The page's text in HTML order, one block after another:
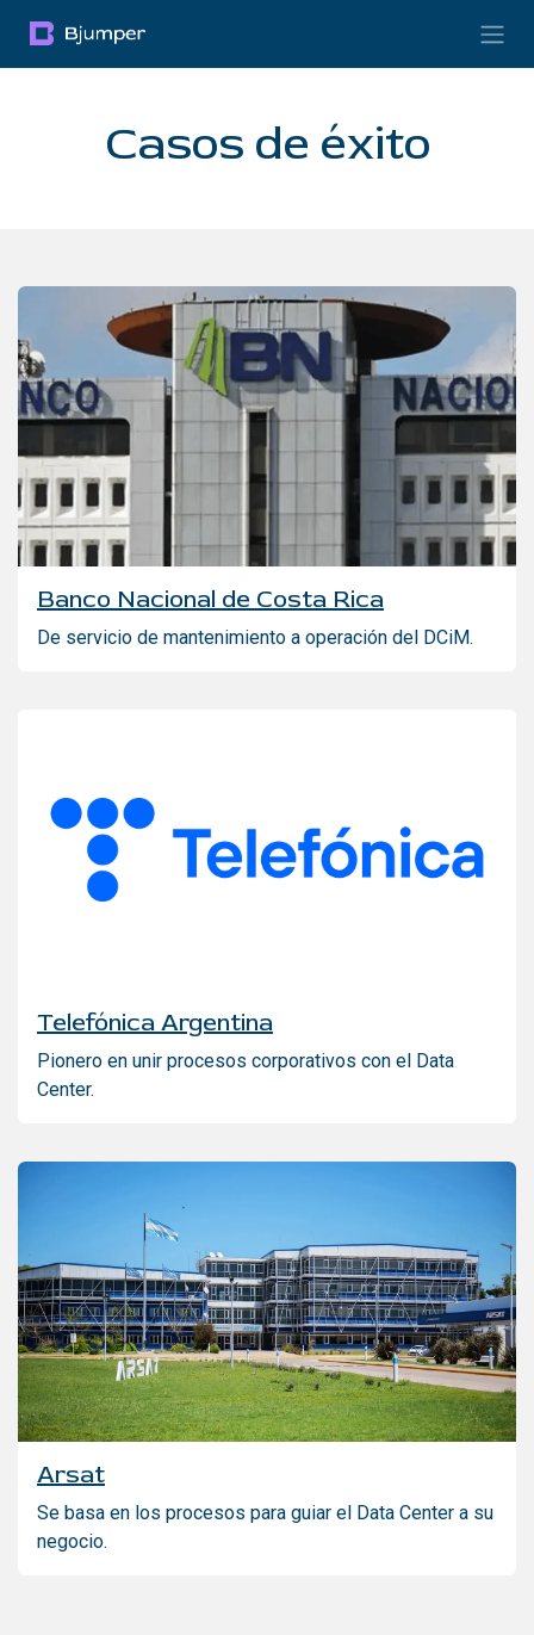
Casos de éxito
Banco Nacional de Costa Rica
De servicio de mantenimiento a operación del DCiM.
Telefónica Argentina
Pionero en unir procesos corporativos con el Data
Center.
Arsat
Se basa en los procesos para guiar el Data Center a su
negocio.